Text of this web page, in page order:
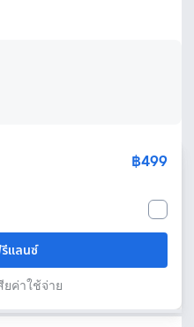
฿499
แลนซ์
ยค่าใช้จ่าย